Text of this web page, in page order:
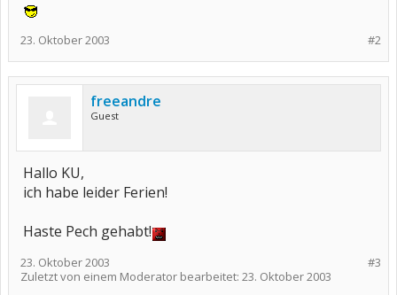
#2
23. Oktober 2003
freeandre
Guest
Hallo KU,
ich habe leider Ferien!
Haste Pech gehabt!
#3
23. Oktober 2003
Zuletzt von einem Moderator bearbeitet: 23. Oktober 2003